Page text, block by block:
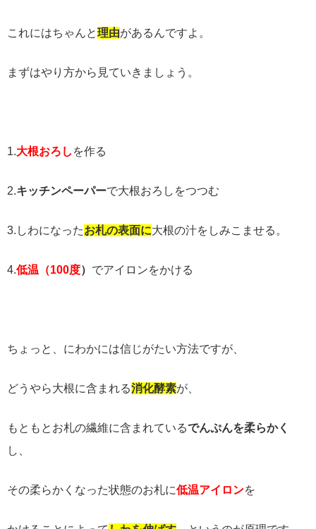
これにはちゃんと理由があるんですよ。
まずはやり方から見ていきましょう。
1.大根おろし を作る
2.キッチンペーパーで大根おろしをつつむ
3. しわになったお札の表面に大根の汁をしみこませる。
4.低温（100度） でアイロンをかける
ちょっと、にわかには信じがたい方法ですが、
どうやら大根に含まれる消化酵素が、
もともとお札の繊維に含まれているでんぷんを柔らかく
し、
その柔らかくなった状態のお札に低温アイロンを